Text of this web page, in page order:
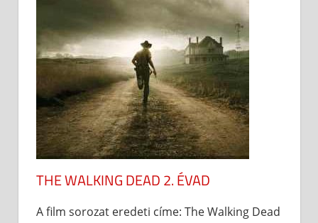
THE WALKING DEAD 2. ÉVAD
A film sorozat eredeti címe: The Walking Dead